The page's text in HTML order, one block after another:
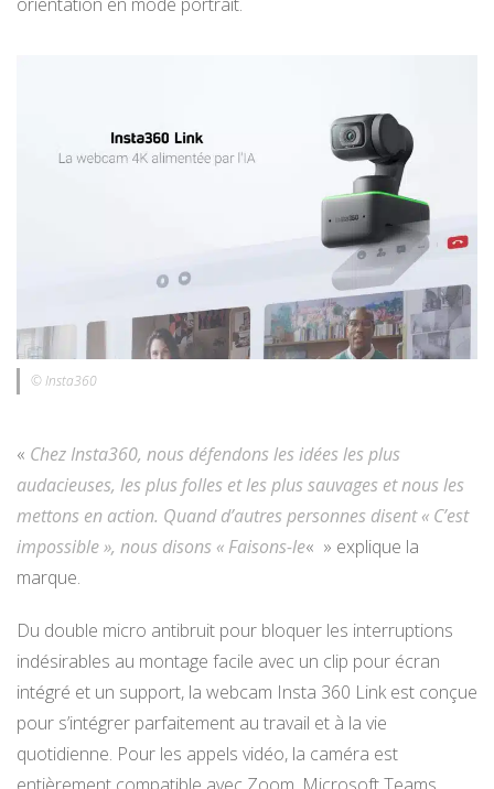
© Insta360
« Chez Insta360, nous défendons les idées les plus
audacieuses, les plus folles et les plus sauvages et nous les
mettons en action. Quand d’autres personnes disent « C’est
impossible », nous disons « Faisons-le« » explique la
marque.
Du double micro antibruit pour bloquer les interruptions
indésirables au montage facile avec un clip pour écran
intégré et un support, la webcam Insta 360 Link est conçue
pour s’intégrer parfaitement au travail et à la vie
quotidienne. Pour les appels vidéo, la caméra est